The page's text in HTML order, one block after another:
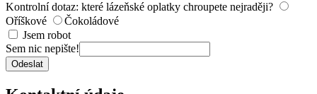
Kontrolní dotaz: které lázeňské oplatky chroupete nejraději?
Oříškové
Čokoládové
Jsem robot
Sem nic nepište!
Odeslat